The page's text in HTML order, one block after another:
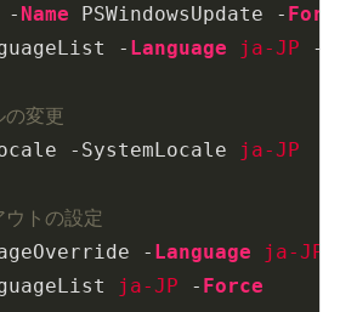
- Name PSWindowsUpdate -
- Language ja-JP -
変更
-SystemLocale ja-JP
トの設定
- Language
ja-JP
ja-JP - Force